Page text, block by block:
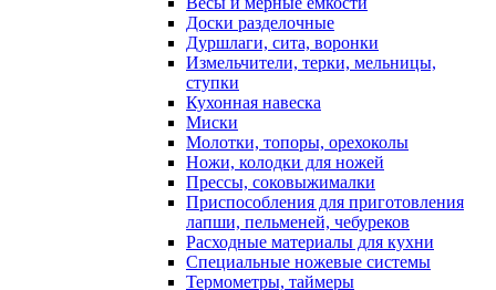
Доски разделочные
Дуршлаги, сита, воронки
Измельчители, терки, мельницы,
ступки
Кухонная навеска
Миски
Молотки, топоры, орехоколы
Ножи, колодки для ножей
Прессы, соковыжималки
Приспособления для приготовления
лапши, пельменей, чебуреков
Расходные материалы для кухни
Специальные ножевые системы
Термометры, таймеры